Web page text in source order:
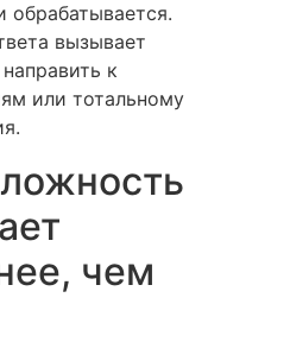
обрабатывается.
вызывает
к
или тотальному
чем